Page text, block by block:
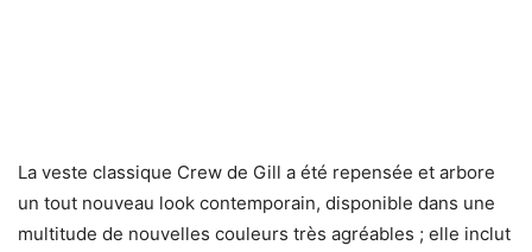
La veste classique Crew de Gill a été repensée et arbore
un tout nouveau look contemporain, disponible dans une
multitude de nouvelles couleurs très agréables ; elle inclut